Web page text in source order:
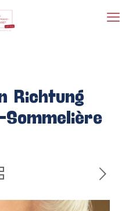
Richtung
Sommelière